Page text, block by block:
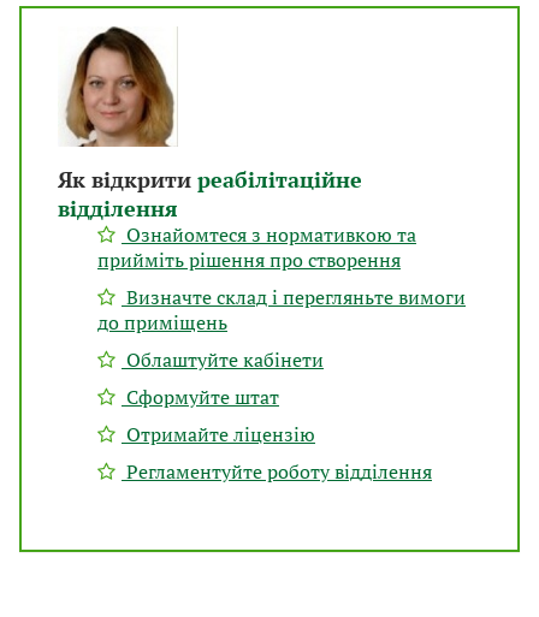
Як відкрити реабілітаційне
відділення
Ознайомтеся з нормативкою та
прийміть рішення про створення
Визначте склад і перегляньте вимоги
до приміщень
Облаштуйте кабінети
Сформуйте штат
Отримайте ліцензію
Регламентуйте роботу відділення